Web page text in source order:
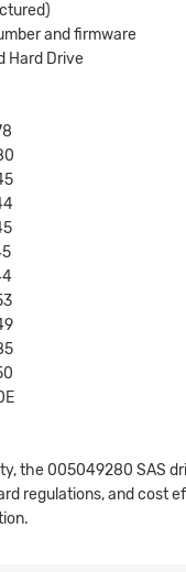
and firmware
Hard Drive
the 005049280 SAS
regulations, and cost